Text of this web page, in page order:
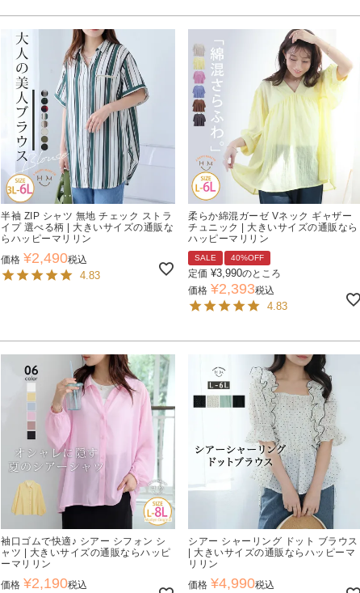
半袖 ZIP シャツ 無地 チェック ストラ
イプ 選べる柄 | 大きいサイズの通販な
らハッピーマリリン
価格 ¥2,490税込
4.83
柔らか綿混ガーゼ Vネック ギャザー
チュニック | 大きいサイズの通販なら
ハッピーマリリン
SALE 40%OFF
定価 ¥3,990のところ
価格 ¥2,393税込
4.83
袖口ゴムで快適♪ シアー シフォン シ
ャツ | 大きいサイズの通販ならハッピ
ーマリリン
価格 ¥2,190税込
シアー シャーリング ドット ブラウス
| 大きいサイズの通販ならハッピーマ
リリン
価格 ¥4,990税込